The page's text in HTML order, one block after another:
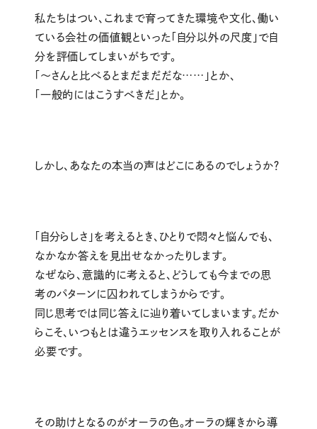
私たちはつい、これまで育ってきた環境や文化、働い
ている会社の価値観といった「自分以外の尺度」で自
分を評価してしまいがちです。
「〜さんと比べるとまだまだだな……」とか、
「一般的にはこうすべきだ」とか。
しかし、あなたの本当の声はどこにあるのでしょうか？
「自分らしさ」を考えるとき、ひとりで悶々と悩んでも、
なかなか答えを見出せなかったりします。
なぜなら、意識的に考えると、どうしても今までの思
考のパターンに囚われてしまうからです。
同じ思考では同じ答えに辿り着いてしまいます。だか
らこそ、いつもとは違うエッセンスを取り入れることが
必要です。
その助けとなるのがオーラの色。オーラの輝きから導